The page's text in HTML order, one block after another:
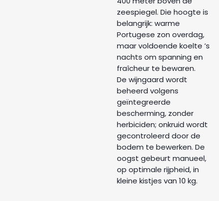
zeespiegel. Die hoogte is
belangrijk: warme
Portugese zon overdag,
maar voldoende koelte ’s
nachts om spanning en
fraîcheur te bewaren.
De wijngaard wordt
beheerd volgens
geïntegreerde
bescherming, zonder
herbiciden; onkruid wordt
gecontroleerd door de
bodem te bewerken. De
oogst gebeurt manueel,
op optimale rijpheid, in
kleine kistjes van 10 kg.